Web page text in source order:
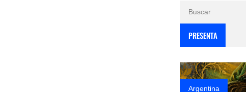
PRESENTA
Argentina